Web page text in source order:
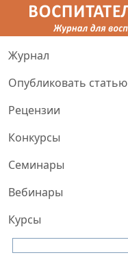
Журнал
Опубликовать статью
Рецензии
Конкурсы
Семинары
Вебинары
Курсы